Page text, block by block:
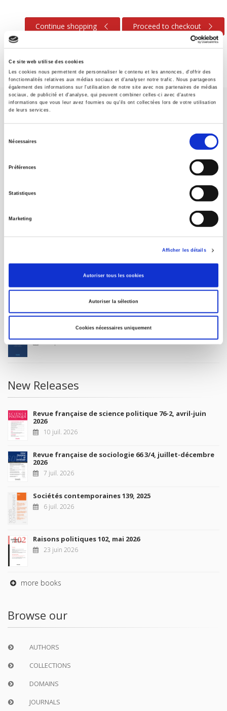
Ce site web utilise des cookies
Les cookies nous permettent de personnaliser le contenu et les annonces, d'offrir des
fonctionnalités relatives aux médias sociaux et d'analyser notre trafic. Nous partageons
également des informations sur l'utilisation de notre site avec nos partenaires de médias
sociaux, de publicité et d'analyse, qui peuvent combiner celles-ci avec d'autres
informations que vous leur avez fournies ou qu'ils ont collectées lors de votre utilisation
de leurs services.
Nécessaires
Préférences
Statistiques
Marketing
Afficher les détails
Autoriser tous les cookies
Autoriser la sélection
Cookies nécessaires uniquement
Continue shopping Proceed to checkout
SCIENCES PO UNIVERSITY PRESS has a threefold role: to publish
original research, to edit reference works for student use, and to
help public and political debate.
FOREIGN RIGHTS
FOR BOOKSHOPS
Future Releases
La France et l'Union européenne
4 sept. 2026
New Releases
Revue française de science politique 76-2, avril-juin
2026
10 juil. 2026
Revue française de sociologie 66 3/4, juillet-décembre
2026
7 juil. 2026
Sociétés contemporaines 139, 2025
6 juil. 2026
Raisons politiques 102, mai 2026
23 juin 2026
more books
Browse our
AUTHORS
COLLECTIONS
DOMAINS
JOURNALS